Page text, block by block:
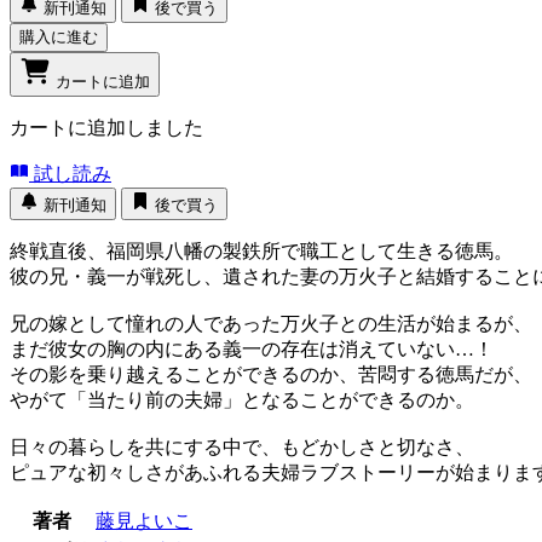
新刊通知
後で買う
購入に進む
カートに追加
カートに追加しました
試し読み
新刊通知 後で買う
終戦直後、福岡県八幡の製鉄所で職工として生きる徳馬。
彼の兄・義一が戦死し、遺された妻の万火子と結婚すること
兄の嫁として憧れの人であった万火子との生活が始まるが、
まだ彼女の胸の内にある義一の存在は消えていない…！
その影を乗り越えることができるのか、苦悶する徳馬だが、
やがて「当たり前の夫婦」となることができるのか。
日々の暮らしを共にする中で、もどかしさと切なさ、
ピュアな初々しさがあふれる夫婦ラブストーリーが始まりま
著者
藤見よいこ